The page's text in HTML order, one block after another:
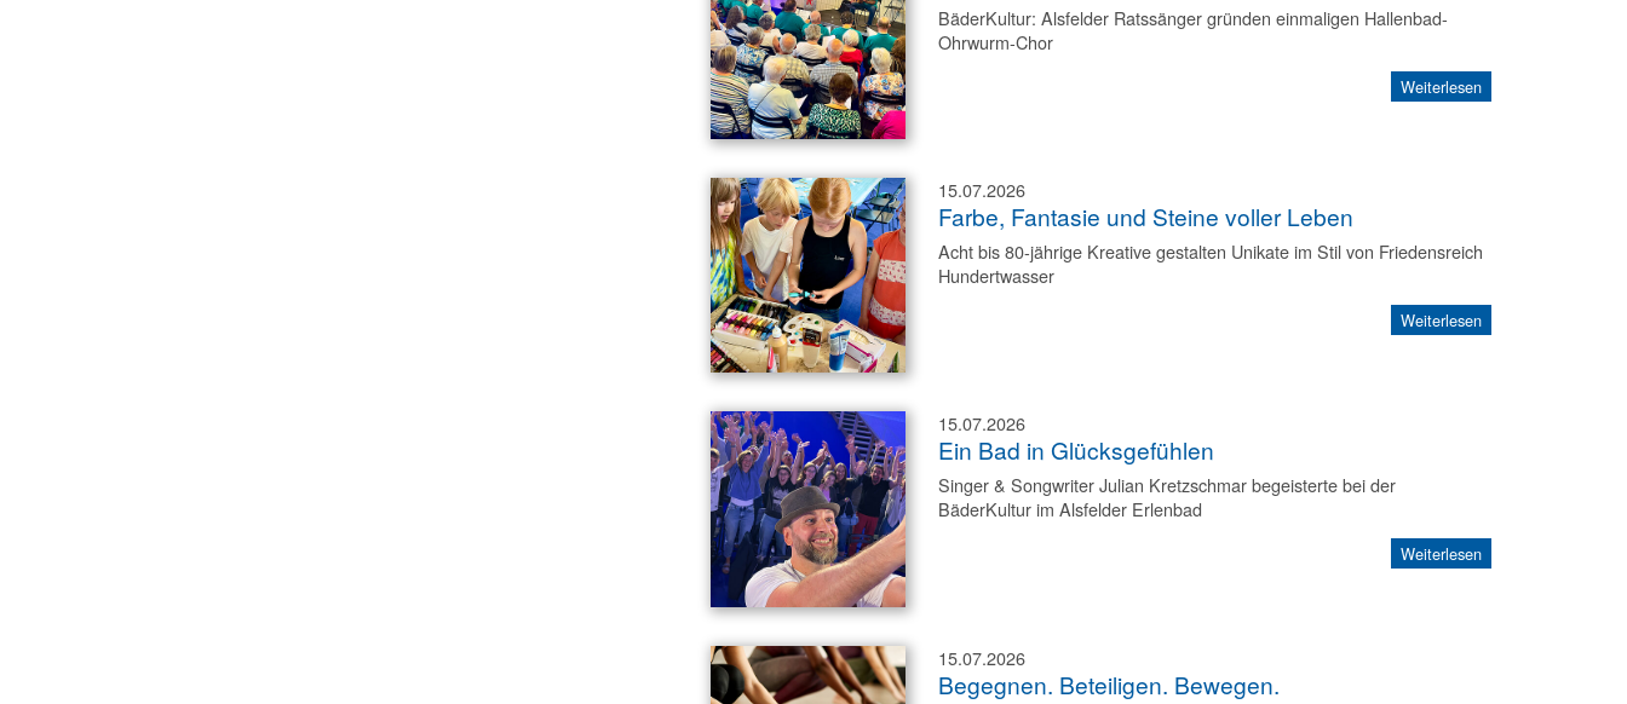
BäderKultur: Alsfelder Ratssänger gründen einmaligen Hallenbad-
Ohrwurm-Chor
Weiterlesen
15.07.2026
Farbe, Fantasie und Steine voller Leben
Acht bis 80-jährige Kreative gestalten Unikate im Stil von Friedensreich
Hundertwasser
Weiterlesen
15.07.2026
Ein Bad in Glücksgefühlen
Singer & Songwriter Julian Kretzschmar begeisterte bei der
BäderKultur im Alsfelder Erlenbad
Weiterlesen
15.07.2026
Begegnen. Beteiligen. Bewegen.